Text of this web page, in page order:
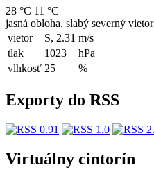
28 °C 11 °C
jasná obloha, slabý severný vietor
vietor
S, 2.31 m/s
tlak
1023
hPa
vlhkosť 25 %
Exporty do RSS
Virtuálny cintorín